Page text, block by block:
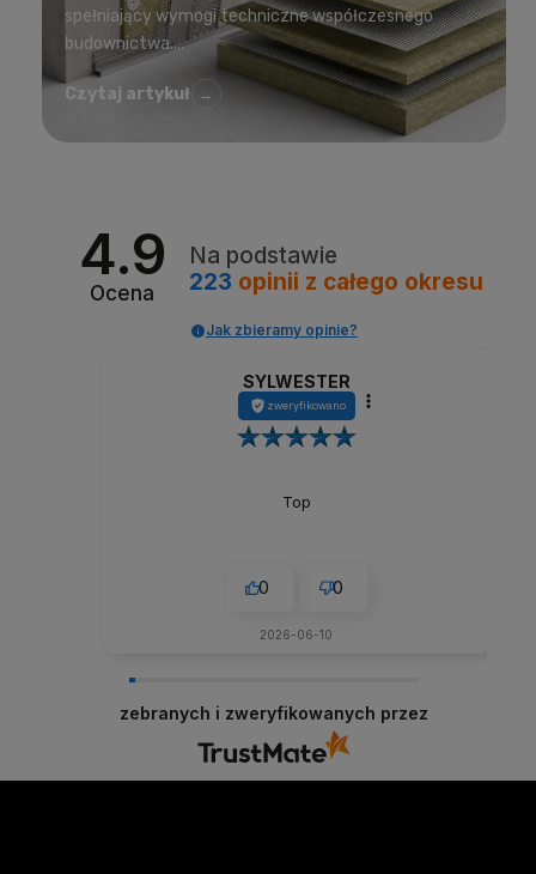
spełniający wymogi techniczne współczesnego
budownictwa....
Czytaj artykuł →
4.9
Ocena
Na podstawie
223 opinii z całego okresu
Jak zbieramy opinie?
SYLWESTER
zweryfikowano
Top
0 0
2026-06-10
zebranych i zweryfikowanych przez